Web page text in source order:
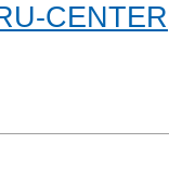
CENTER